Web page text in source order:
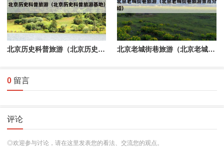
北京历史科普旅游（北京历史科普旅游基地） 北京老城街巷旅游（北京老城街巷旅游景点介绍）
0 留言
评论
◎欢迎参与讨论，请在这里发表您的看法、交流您的观点。